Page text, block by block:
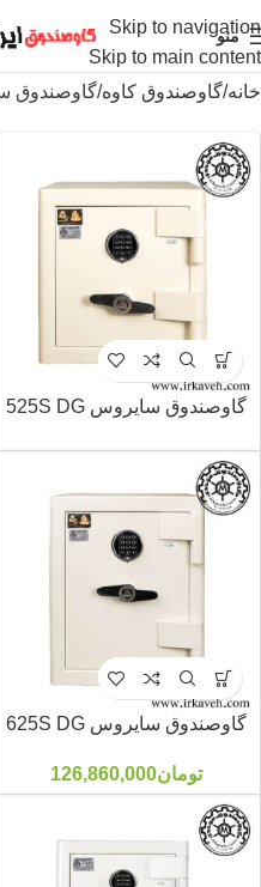
Skip to navigation
Skip to main content
منو
خانه گاوصندوق کاوه گاوصندوق
گاوصندوق سایروس 525S DG
گاوصندوق سایروس 625S DG
تومان126,860,000